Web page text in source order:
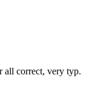
all correct, very typ.